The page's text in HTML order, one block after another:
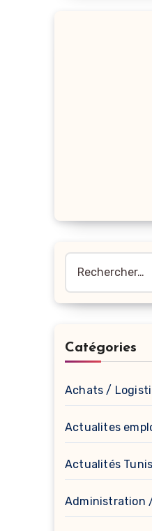
Catégories
Achats /
Actualites
Actualités
Administration